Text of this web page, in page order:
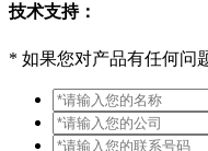
技术支持：
* 如果您对产品有任何问